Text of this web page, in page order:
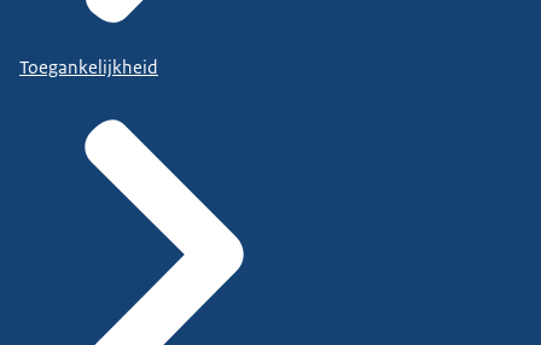
Toegankelijkheid